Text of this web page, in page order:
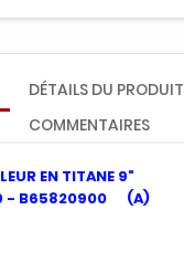
DÉTAILS DU PRODUIT
COMMENTAIRES
EN TITANE 9"
- B65820900 (A)